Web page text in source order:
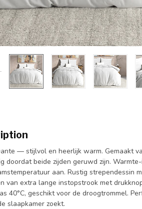
— stijlvol en heerlijk warm. Gemaakt
doordat beide zijden geruwd zijn.
aan. Rustig strependessin
van extra lange instopstrook met
40°C, geschikt voor de droogtrommel.
slaapkamer zoekt.